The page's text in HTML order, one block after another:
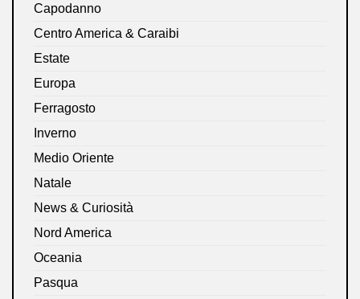
Capodanno
Centro America & Caraibi
Estate
Europa
Ferragosto
Inverno
Medio Oriente
Natale
News & Curiosità
Nord America
Oceania
Pasqua